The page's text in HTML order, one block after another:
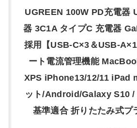
UGREEN 100W PD充電器
器 3C1A タイプC 充電器
採用【USB-C×3＆USB-
ート電流管理機能
XPS iPhone13/12/11 iPad
ット/Android/Galaxy S10 /
基準適合 折りたたみ式プ